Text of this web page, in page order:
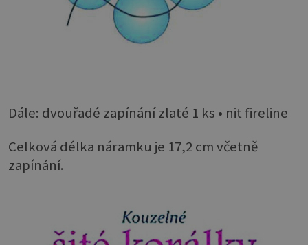
Dále: dvouřadé zapínání zlaté 1 ks • nit fireline
Celková délka náramku je 17,2 cm včetně
zapínání.